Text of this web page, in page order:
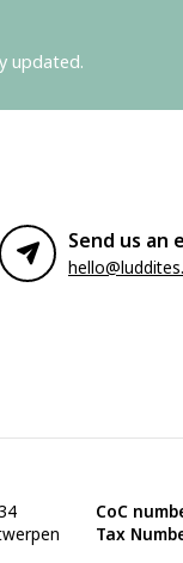
updated.
Send us an
CoC
Tax